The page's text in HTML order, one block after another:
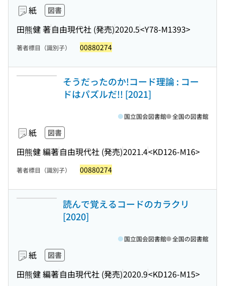
紙 図書
田熊健 著自由現代社 (発売)2020.5<Y78-M1393>
著者標目（識別子） 00880274
そうだったのか!コード理論 : コー
ドはパズルだ!! [2021]
紙 図書
田熊健 編著自由現代社 (発売)2021.4<KD126-M16>
国立国会図書館 全国の図書館
著者標目（識別子） 00880274
読んで覚えるコードのカラクリ
[2020]
紙 図書
田熊健 編著自由現代社 (発売)2020.9<KD126-M15>
国立国会図書館 全国の図書館